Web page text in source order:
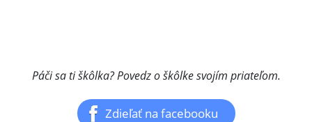
Páči sa ti škôlka? Povedz o škôlke svojím priateľom.
Zdieľať na facebooku